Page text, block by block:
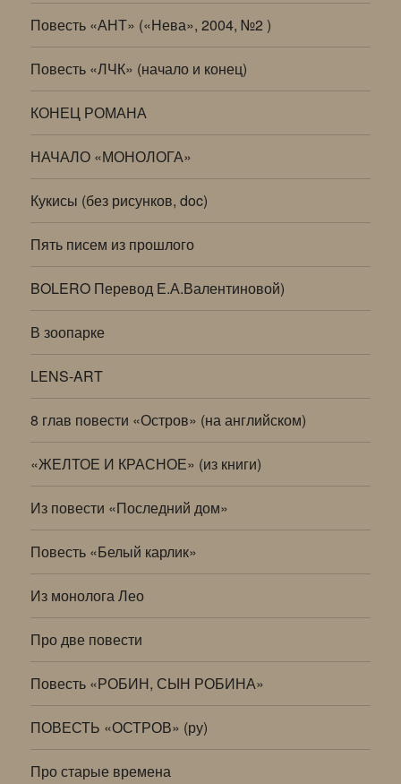
Повесть «АНТ» («Нева», 2004, №2 )
Повесть «ЛЧК» (начало и конец)
КОНЕЦ РОМАНА
НАЧАЛО «МОНОЛОГА»
Кукисы (без рисунков, doc)
Пять писем из прошлого
BOLERO Перевод Е.А.Валентиновой)
В зоопарке
LENS-ART
8 глав повести «Остров» (на английском)
«ЖЕЛТОЕ И КРАСНОЕ» (из книги)
Из повести «Последний дом»
Повесть «Белый карлик»
Из монолога Лео
Про две повести
Повесть «РОБИН, СЫН РОБИНА»
ПОВЕСТЬ «ОСТРОВ» (ру)
Про старые времена